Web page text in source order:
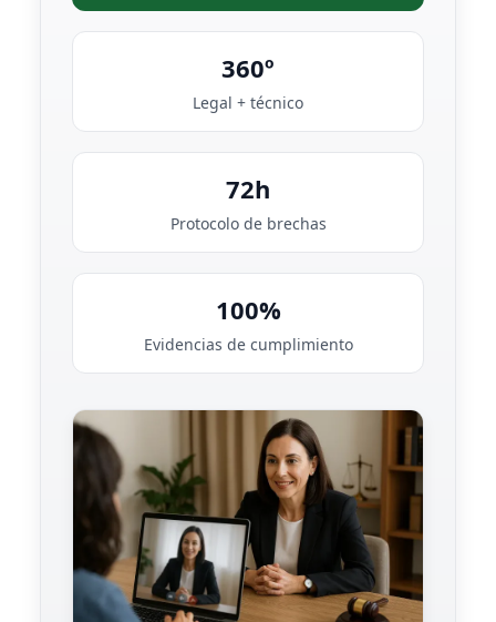
360º
Legal + técnico
72h
Protocolo de brechas
100%
Evidencias de cumplimiento